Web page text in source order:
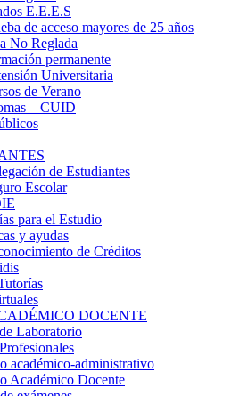
E.E.E.S
de acceso mayores de 25 años
No Reglada
permanente
Universitaria
de Verano
– CUID
de Estudiantes
Escolar
para el Estudio
y ayudas
de Créditos
DOCENTE
Laboratorio
académico-administrativo
Académico Docente